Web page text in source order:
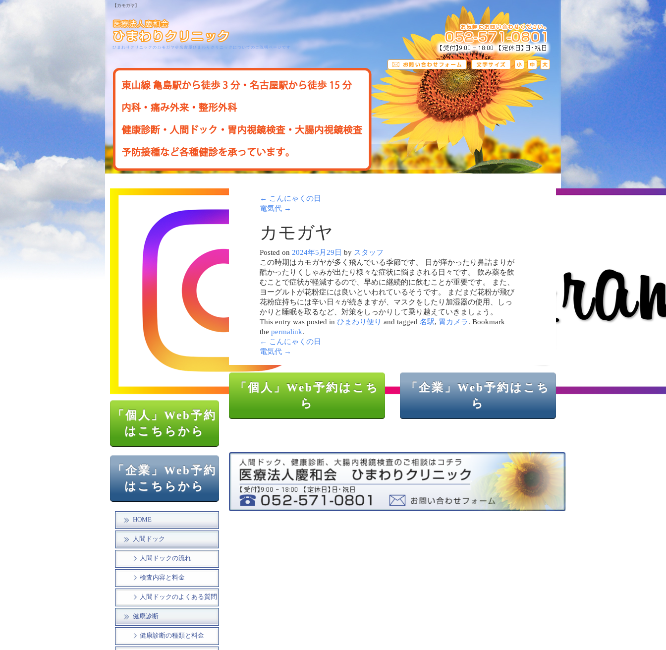
【カモガヤ】
ひまわりクリニックのカモガヤ＠名古屋ひまわりクリニックについてのご説明ページです
「個人」Web予約
はこちらから
「企業」Web予約
はこちらから
HOME
人間ドック
人間ドックの流れ
検査内容と料金
人間ドックのよくある質問
健康診断
健康診断の種類と料金
← こんにゃくの日
電気代 →
カモガヤ
Posted on 2024年5月29日 by スタッフ
この時期はカモガヤが多く飛んでいる季節です。 目が痒かったり鼻詰まりが
酷かったりくしゃみが出たり様々な症状に悩まされる日々です。 飲み薬を飲
むことで症状が軽減するので、早めに継続的に飲むことが重要です。 また、
ヨーグルトが花粉症には良いといわれているそうです。 まだまだ花粉が飛び
花粉症持ちには辛い日々が続きますが、マスクをしたり加湿器の使用、しっ
かりと睡眠を取るなど、対策をしっかりして乗り越えていきましょう。
This entry was posted in ひまわり便り and tagged 名駅, 胃カメラ. Bookmark
the permalink.
← こんにゃくの日
電気代 →
「個人」Web予約はこち
ら
「企業」Web予約はこち
ら